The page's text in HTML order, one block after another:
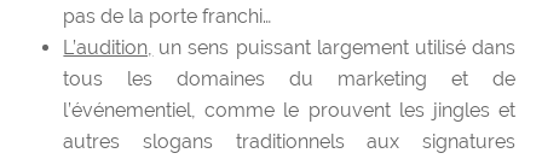
pas de la porte franchi…
L’audition, un sens puissant largement utilisé dans
tous les domaines du marketing et de
l’événementiel, comme le prouvent les jingles et
autres slogans traditionnels aux signatures